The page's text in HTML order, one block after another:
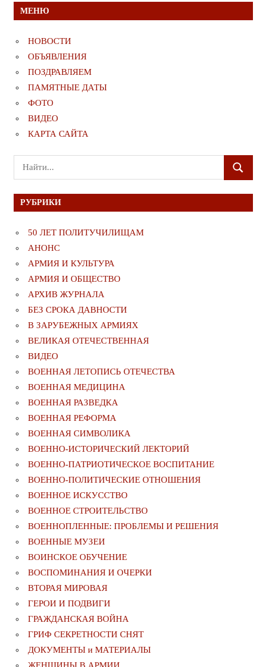
МЕНЮ
НОВОСТИ
ОБЪЯВЛЕНИЯ
ПОЗДРАВЛЯЕМ
ПАМЯТНЫЕ ДАТЫ
ФОТО
ВИДЕО
КАРТА САЙТА
Поиск
для:
ПОИСК
РУБРИКИ
50 ЛЕТ ПОЛИТУЧИЛИЩАМ
АНОНС
АРМИЯ И КУЛЬТУРА
АРМИЯ И ОБЩЕСТВО
АРХИВ ЖУРНАЛА
БЕЗ СРОКА ДАВНОСТИ
В ЗАРУБЕЖНЫХ АРМИЯХ
ВЕЛИКАЯ ОТЕЧЕСТВЕННАЯ
ВИДЕО
ВОЕННАЯ ЛЕТОПИСЬ ОТЕЧЕСТВА
ВОЕННАЯ МЕДИЦИНА
ВОЕННАЯ РАЗВЕДКА
ВОЕННАЯ РЕФОРМА
ВОЕННАЯ СИМВОЛИКА
ВОЕННО-ИСТОРИЧЕСКИЙ ЛЕКТОРИЙ
ВОЕННО-ПАТРИОТИЧЕСКОЕ ВОСПИТАНИЕ
ВОЕННО-ПОЛИТИЧЕСКИE ОТНОШЕНИЯ
ВОЕННОЕ ИСКУССТВО
ВОЕННОЕ СТРОИТЕЛЬСТВО
ВОЕННОПЛЕННЫЕ: ПРОБЛЕМЫ И РЕШЕНИЯ
ВОЕННЫЕ МУЗЕИ
ВОИНСКОЕ ОБУЧЕНИЕ
ВОСПОМИНАНИЯ И ОЧЕРКИ
ВТОРАЯ МИРОВАЯ
ГЕРОИ И ПОДВИГИ
ГРАЖДАНСКАЯ ВОЙНА
ГРИФ СЕКРЕТНОСТИ СНЯТ
ДОКУМЕНТЫ и МАТЕРИАЛЫ